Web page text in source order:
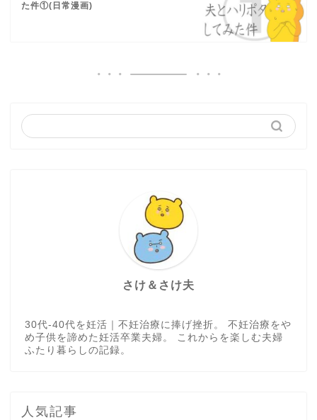
た件①(日常漫画)
さけ＆さけ夫
30代-40代を妊活｜不妊治療に捧げ挫折。 不妊治療をや
め子供を諦めた妊活卒業夫婦。 これからを楽しむ夫婦
ふたり暮らしの記録。
人気記事